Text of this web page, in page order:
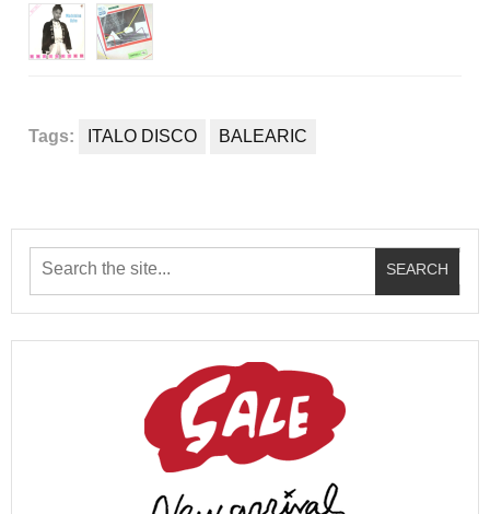
Tags: ITALO DISCO BALEARIC